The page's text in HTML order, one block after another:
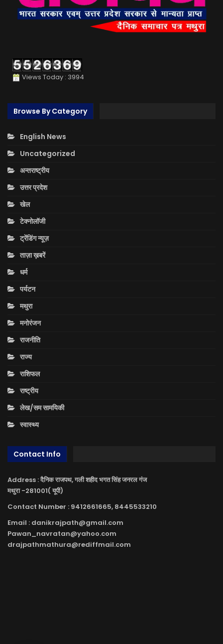
Views Today : 3994
Browse By Category
English News
Uncategorized
अन्तराष्ट्रीय
उत्तर प्रदेश
खेल
टेक्नोलॉजी
ट्रेंडिंग न्यूज़
ताज़ा ख़बरें
धर्म
पर्यटन
मथुरा
मनोरंजन
राजनीति
राज्य
राशिफल
राष्ट्रीय
लेख/सम सामयिकी
स्वास्थ्य
Contact Info
Address : दैनिक राजपथ, गली शहीद भगत सिंह जनरल गंज
मथुरा -281001( यूपी)
Contact Number : 9412661665, 8445533210
Email : danikrajpath@gmail.com
Pawan_navratan@yahoo.com
drajpathmathura@rediffmail.com